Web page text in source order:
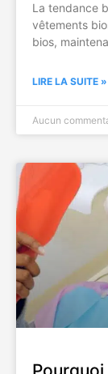
La tendance
vêtements
bios,
LIRE LA SUITE »
Aucun